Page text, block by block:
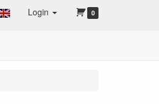
Login 0